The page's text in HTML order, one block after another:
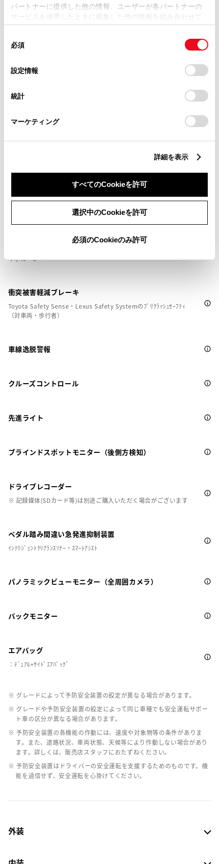
パートナーに提供した他の情報、ユーザーが各パートナーの
サービスを使用したときに収集した他の情報を組み合わせて
使用することがあります。当ウェブサイトの使用を続行する
デバイスにすべてのCookie(クッキー)が保存されることに同
意したことになります。Cookie(クッキー)のオプトアウト、
設定の変更、同意を撤回したりするにあたっては、当社の
「Cookie（クッキー）情報の取り扱いについて
」をご覧くだ
必須
設定情報
統計
マーケティング
詳細を表示
すべてのCookieを許可
選択中のCookieを許可
必須のCookieのみ許可
横滑防止装置
キーレス
リモコンスターター
ETC
※ セットアップ費用は別途申し受けます
安全装置・運転サポート
サポカーS
衝突被害軽減ブレーキ
Toyota Safety Sense・Lexus Safety Systemのﾌﾟﾘｸﾗｯｼｭｾｰﾌﾃｨ
（対車両・歩行者）
車線逸脱警報
クルーズコントロール
先進ライト
ブラインドスポットモニター（後側方検知）
ドライブレコーダー
※ 記録媒体(SDカード等)は別途ご購入いただく場合がございます
ペダル踏み間違い急発進抑制装置
ｲﾝﾃﾘｼﾞｪﾝﾄｸﾘｱﾗﾝｽｿﾅｰ・ｽﾏｰﾄｱｼｽﾄ
パノラミックビューモニター（全周囲カメラ）
バックモニター
エアバッグ
：ﾃﾞｭｱﾙ+ｻｲﾄﾞｴｱﾊﾞｯｸﾞ
※ グレードによって予防安全装置の設定が異なる場合があります。
※ グレードや予防安全装置の設定によって同じ車種でも安全運転サポー
ト車の区分が異なる場合があります。
※ 予防安全装置の各機能の作動には、速度や対象物等の条件がありま
す。また、道路状況、車両状態、天候等により作動しない場合があり
ます。詳しくは、販売店スタッフにおたずねください。
※ 予防安全装置はドライバーの安全運転を支援するためのものです。機
能を過信せず、安全運転を心掛けてください。
外装